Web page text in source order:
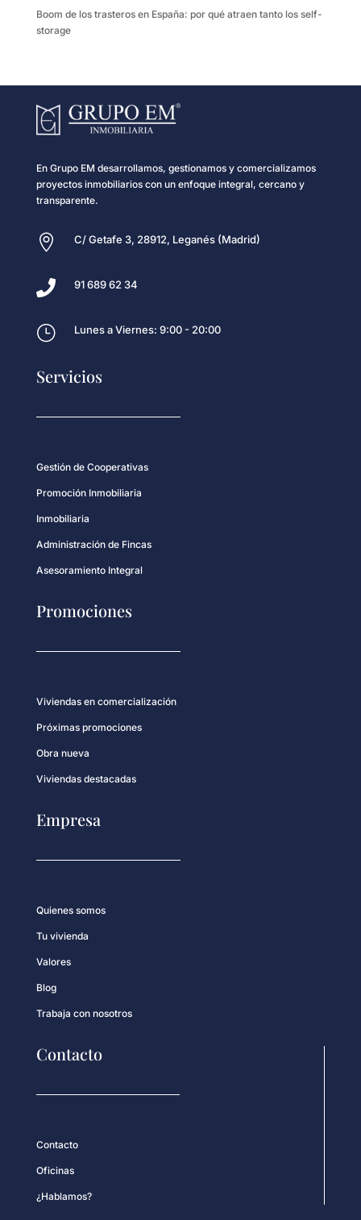
Boom de los trasteros en España: por qué atraen tanto los self-
storage
En Grupo EM desarrollamos, gestionamos y comercializamos
proyectos inmobiliarios con un enfoque integral, cercano y
transparente.
 C/ Getafe 3, 28912, Leganés (Madrid)
 91 689 62 34
} Lunes a Viernes: 9:00 - 20:00
Servicios
Gestión de Cooperativas
Promoción Inmobiliaria
Inmobiliaria
Administración de Fincas
Asesoramiento Integral
Promociones
Viviendas en comercialización
Próximas promociones
Obra nueva
Viviendas destacadas
Empresa
Quienes somos
Tu vivienda
Valores
Blog
Trabaja con nosotros
Contacto
Contacto
Oficinas
¿Hablamos?